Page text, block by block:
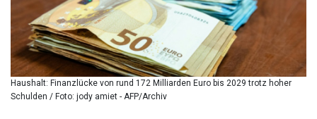
BWP 15.558807
BYN 3.432357
BYR 22660.258427
BZD 2.318271
CAD 1.61333
CDF 2615.761404
CHF 0.93588
Haushalt: Finanzlücke von rund 172 Milliarden Euro bis 2029 trotz hoher
Schulden / Foto: jody amiet - AFP/Archiv